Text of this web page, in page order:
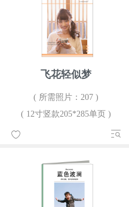
飞花轻似梦
( 所需照片：207 )
( 12寸竖款205*285单页 )